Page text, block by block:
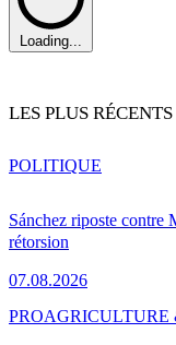
Loading...
LES PLUS RÉCENTS
Sánchez riposte contre
rétorsion
07.08.2026
POLITIQUE
PRO